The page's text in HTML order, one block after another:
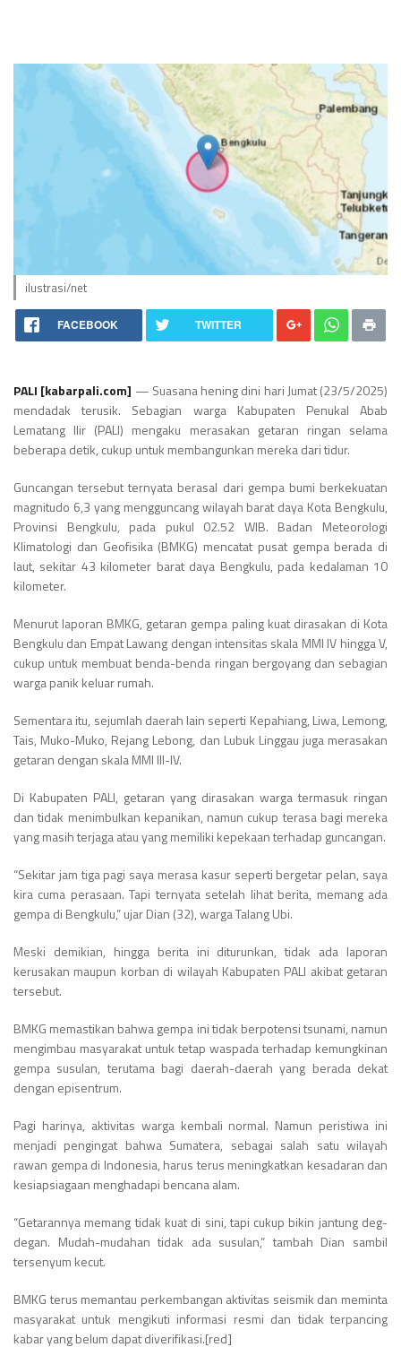
ilustrasi/net
FACEBOOK TWITTER
PALI [kabarpali.com] — Suasana hening dini hari Jumat (23/5/2025)
mendadak terusik. Sebagian warga Kabupaten Penukal Abab
Lematang Ilir (PALI) mengaku merasakan getaran ringan selama
beberapa detik, cukup untuk membangunkan mereka dari tidur.
Guncangan tersebut ternyata berasal dari gempa bumi berkekuatan
magnitudo 6,3 yang mengguncang wilayah barat daya Kota Bengkulu,
Provinsi Bengkulu, pada pukul 02.52 WIB. Badan Meteorologi
Klimatologi dan Geofisika (BMKG) mencatat pusat gempa berada di
laut, sekitar 43 kilometer barat daya Bengkulu, pada kedalaman 10
kilometer.
Menurut laporan BMKG, getaran gempa paling kuat dirasakan di Kota
Bengkulu dan Empat Lawang dengan intensitas skala MMI IV hingga V,
cukup untuk membuat benda-benda ringan bergoyang dan sebagian
warga panik keluar rumah.
Sementara itu, sejumlah daerah lain seperti Kepahiang, Liwa, Lemong,
Tais, Muko-Muko, Rejang Lebong, dan Lubuk Linggau juga merasakan
getaran dengan skala MMI III-IV.
Di Kabupaten PALI, getaran yang dirasakan warga termasuk ringan
dan tidak menimbulkan kepanikan, namun cukup terasa bagi mereka
yang masih terjaga atau yang memiliki kepekaan terhadap guncangan.
“Sekitar jam tiga pagi saya merasa kasur seperti bergetar pelan, saya
kira cuma perasaan. Tapi ternyata setelah lihat berita, memang ada
gempa di Bengkulu,” ujar Dian (32), warga Talang Ubi.
Meski demikian, hingga berita ini diturunkan, tidak ada laporan
kerusakan maupun korban di wilayah Kabupaten PALI akibat getaran
tersebut.
BMKG memastikan bahwa gempa ini tidak berpotensi tsunami, namun
mengimbau masyarakat untuk tetap waspada terhadap kemungkinan
gempa susulan, terutama bagi daerah-daerah yang berada dekat
dengan episentrum.
Pagi harinya, aktivitas warga kembali normal. Namun peristiwa ini
menjadi pengingat bahwa Sumatera, sebagai salah satu wilayah
rawan gempa di Indonesia, harus terus meningkatkan kesadaran dan
kesiapsiagaan menghadapi bencana alam.
“Getarannya memang tidak kuat di sini, tapi cukup bikin jantung deg-
degan. Mudah-mudahan tidak ada susulan,” tambah Dian sambil
tersenyum kecut.
BMKG terus memantau perkembangan aktivitas seismik dan meminta
masyarakat untuk mengikuti informasi resmi dan tidak terpancing
kabar yang belum dapat diverifikasi.[red]